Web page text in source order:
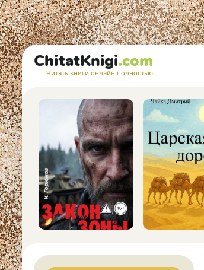
ChitatKnigi.com
Читать книги онлайн полностью